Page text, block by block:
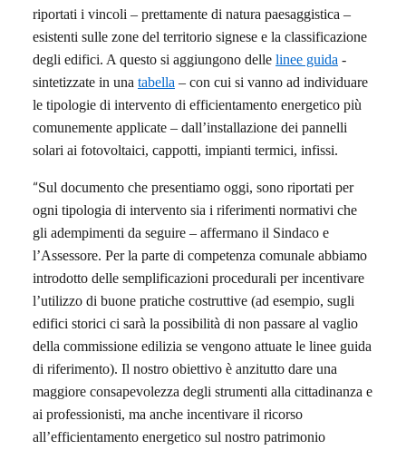
riportati i vincoli – prettamente di natura paesaggistica –
esistenti sulle zone del territorio signese e la classificazione
degli edifici. A questo si aggiungono delle linee guida -
sintetizzate in una tabella – con cui si vanno ad individuare
le tipologie di intervento di efficientamento energetico più
comunemente applicate – dall’installazione dei pannelli
solari ai fotovoltaici, cappotti, impianti termici, infissi.
“Sul documento che presentiamo oggi, sono riportati per
ogni tipologia di intervento sia i riferimenti normativi che
gli adempimenti da seguire – affermano il Sindaco e
l’Assessore. Per la parte di competenza comunale abbiamo
introdotto delle semplificazioni procedurali per incentivare
l’utilizzo di buone pratiche costruttive (ad esempio, sugli
edifici storici ci sarà la possibilità di non passare al vaglio
della commissione edilizia se vengono attuate le linee guida
di riferimento). Il nostro obiettivo è anzitutto dare una
maggiore consapevolezza degli strumenti alla cittadinanza e
ai professionisti, ma anche incentivare il ricorso
all’efficientamento energetico sul nostro patrimonio